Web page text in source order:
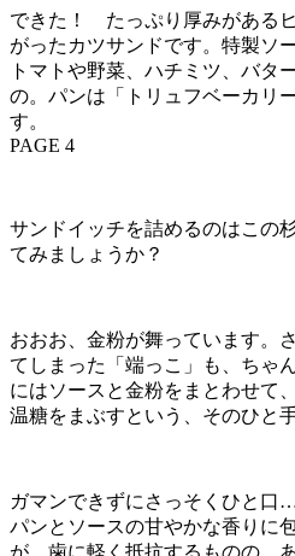
できた！ たっぷり厚みがある
がったカツサンドです。特製ソ
トマトや野菜、ハチミツ、バタ
の。パンは「トリュフベーカリ
す。
PAGE 4
サンドイッチを詰めるのはこの
てみましょうか？
おおお、金粉が舞っています。
てしまった「端っこ」も、ちゃ
にはソースと金粉をまとわせて
温糖をまぶすという、そのひと
ガマンできずにさっそくひと口
パンとソースの甘やかな香りに
が、歯に軽く抵抗するものの、